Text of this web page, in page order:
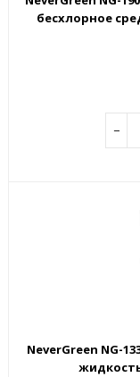
бесхлорное
−
NeverGreen NG-